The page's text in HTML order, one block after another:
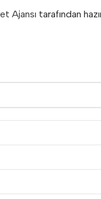
Ajansı tarafından